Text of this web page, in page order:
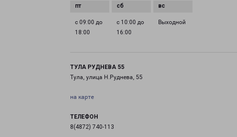
с 09:00 до
18:00
с 10:00 до
16:00
Выходной
ТУЛА РУДНЕВА 55
Тула, улица Н.Руднева, 55
на карте
ТЕЛЕФОН
8(4872) 740-113